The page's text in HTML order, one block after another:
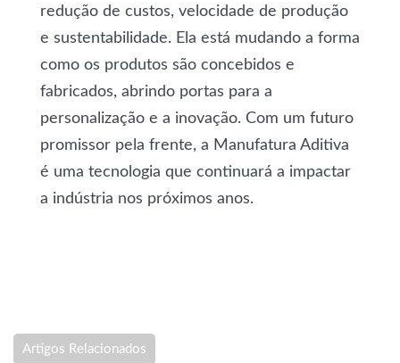
redução de custos, velocidade de produção
e sustentabilidade. Ela está mudando a forma
como os produtos são concebidos e
fabricados, abrindo portas para a
personalização e a inovação. Com um futuro
promissor pela frente, a Manufatura Aditiva
é uma tecnologia que continuará a impactar
a indústria nos próximos anos.
Artigos Relacionados